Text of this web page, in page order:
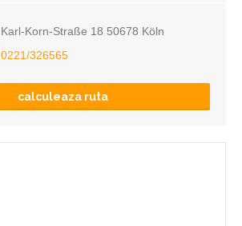
Karl-Korn-Straße 18 50678 Köln
0221/326565
calculeaza ruta